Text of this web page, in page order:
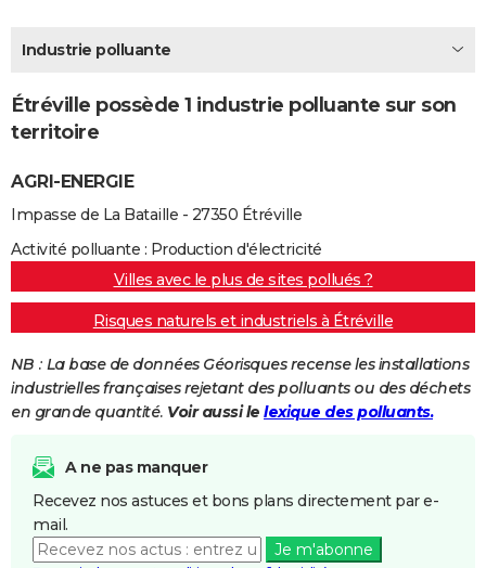
BONS PLANS
Dictionnaire
Biographies
Citations
Expressions
Proverbes
PROGRAMME TV
COPAINS D'AVANT
Se connecter
Entreprises
Service militaire
Avis de recherche
AVIS DE DÉCÈS
Bricolage
Lifestyle
Culture
Sport
Auto
Television
Voyage
Cinema
Industrie polluante
Étréville possède 1 industrie polluante sur son
territoire
AGRI-ENERGIE
Impasse de La Bataille - 27350 Étréville
Activité polluante : Production d'électricité
Villes avec le plus de sites pollués ?
Risques naturels et industriels à Étréville
NB : La base de données Géorisques recense les installations
industrielles françaises rejetant des polluants ou des déchets
en grande quantité. Voir aussi le lexique des polluants.
A ne pas manquer
Recevez nos astuces et bons plans directement par e-
mail.
Je m'abonne